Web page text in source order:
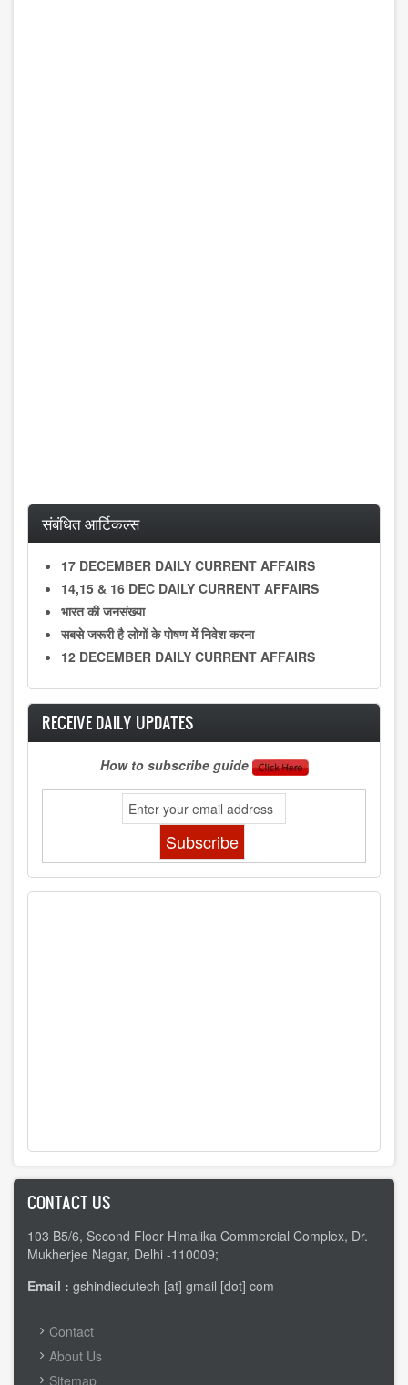
संबंधित आर्टिकल्स
17 DECEMBER DAILY CURRENT AFFAIRS
14,15 & 16 DEC DAILY CURRENT AFFAIRS
भारत की जनसंख्या
सबसे जरूरी है लोगों के पोषण में निवेश करना
12 DECEMBER DAILY CURRENT AFFAIRS
RECEIVE DAILY UPDATES
How to subscribe guide
CONTACT US
103 B5/6, Second Floor Himalika Commercial Complex, Dr.
Mukherjee Nagar, Delhi -110009;
Email : gshindiedutech [at] gmail [dot] com
FOOTER
MENU
Contact
About Us
Sitemap